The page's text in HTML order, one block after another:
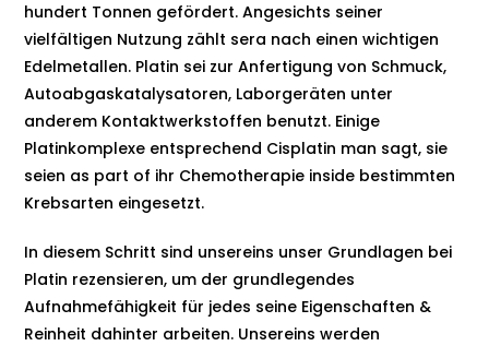
hundert Tonnen gefördert. Angesichts seiner
vielfältigen Nutzung zählt sera nach einen wichtigen
Edelmetallen. Platin sei zur Anfertigung von Schmuck,
Autoabgaskatalysatoren, Laborgeräten unter
anderem Kontaktwerkstoffen benutzt. Einige
Platinkomplexe entsprechend Cisplatin man sagt, sie
seien as part of ihr Chemotherapie inside bestimmten
Krebsarten eingesetzt.
In diesem Schritt sind unsereins unser Grundlagen bei
Platin rezensieren, um der grundlegendes
Aufnahmefähigkeit für jedes seine Eigenschaften &
Reinheit dahinter arbeiten. Unsereins werden